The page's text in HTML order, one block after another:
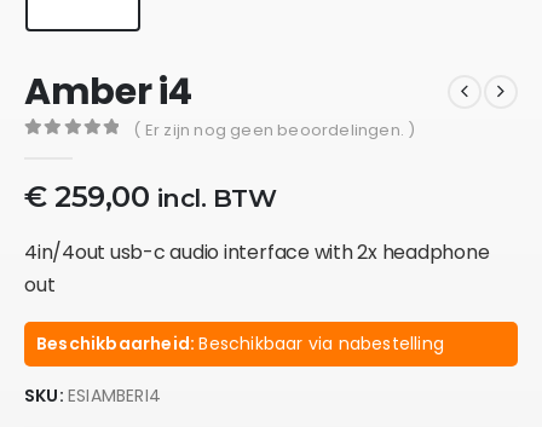
Amber i4
( Er zijn nog geen beoordelingen. )
€259,00 incl. BTW
4in/4out usb-c audio interface with 2x headphone
out
Beschikbaarheid:Beschikbaar via nabestelling
SKU: ESIAMBERI4